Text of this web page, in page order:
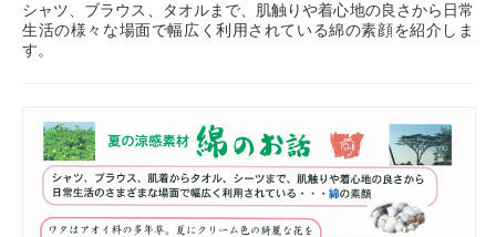
シャツ、ブラウス、タオルまで、肌触りや着心地の良さから日常
生活の様々な場面で幅広く利用されている綿の素顔を紹介しま
す。